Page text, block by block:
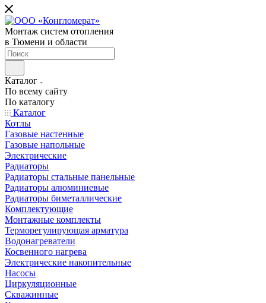
Монтаж систем отопления
в Тюмени и области
Каталог
По всему сайту
По каталогу
Каталог
Котлы
Газовые настенные
Газовые напольные
Электрические
Радиаторы
Радиаторы стальные панельные
Радиаторы алюминиевые
Радиаторы биметаллические
Комплектующие
Монтажные комплекты
Терморегулирующая арматура
Водонагреватели
Косвенного нагрева
Электрические накопительные
Насосы
Циркуляционные
Скважинные